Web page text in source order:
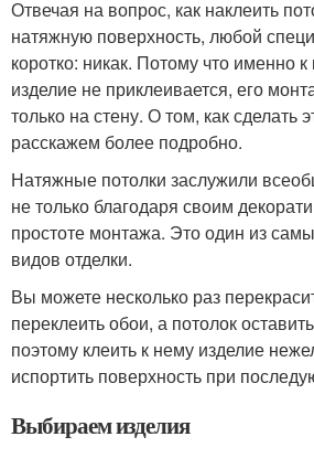
Отвечая на вопрос, как наклеить
натяжную поверхность, любой
коротко: никак. Потому что именно
изделие не приклеивается, его
только на стену. О том, как сделать
расскажем более подробно.
Натяжные потолки заслужили
не только благодаря своим
простоте монтажа. Это один из
видов отделки.
Вы можете несколько раз
переклеить обои, а потолок
поэтому клеить к нему изделие
испортить поверхность при
Выбираем изделия